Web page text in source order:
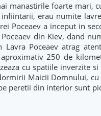
manastirile foarte mari,
erau numite
Poceaev a inceput in
din Kiev, dand
Poceaev atrag
250 de
cu spatiile inverzite
Maicii Domnului,
peretii din interior sunt